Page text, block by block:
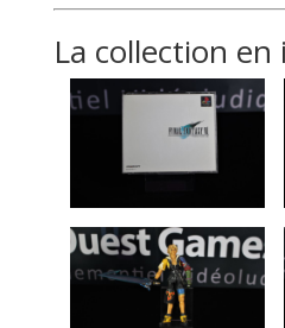
La collection